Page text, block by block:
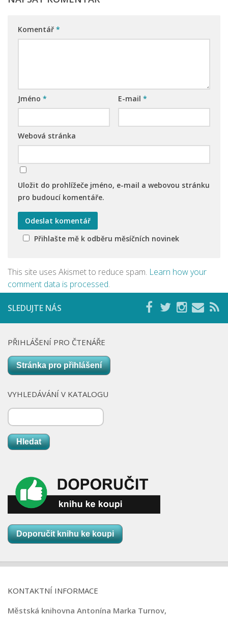
Komentář *
Jméno * E-mail *
Webová stránka
Uložit do prohlížeče jméno, e-mail a webovou stránku
pro budoucí komentáře.
Přihlašte mě k odběru měsíčních novinek
This site uses Akismet to reduce spam. Learn how your
comment data is processed.
SLEDUJTE NÁS
PŘIHLÁŠENÍ PRO ČTENÁŘE
Stránka pro přihlášení
VYHLEDÁVÁNÍ V KATALOGU
Hledat
Doporučit knihu ke koupi
KONTAKTNÍ INFORMACE
Městská knihovna Antonína Marka Turnov,